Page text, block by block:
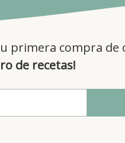
primera compra de
de recetas!